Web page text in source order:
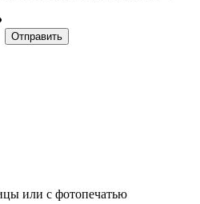
или с фотопечатью